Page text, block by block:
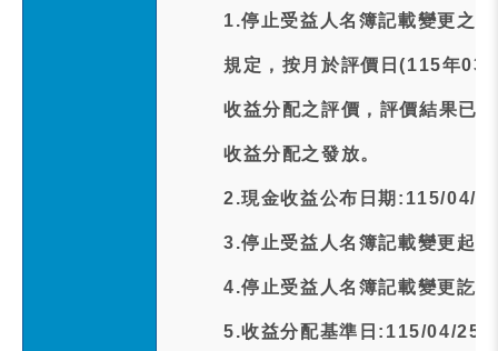
1.停止受益人名簿記載變更之
規定，按月於評價日(115年03
收益分配之評價，評價結果已
收益分配之發放。
2.現金收益公布日期:115/04/
3.停止受益人名簿記載變更起
4.停止受益人名簿記載變更訖
5.收益分配基準日:115/04/25